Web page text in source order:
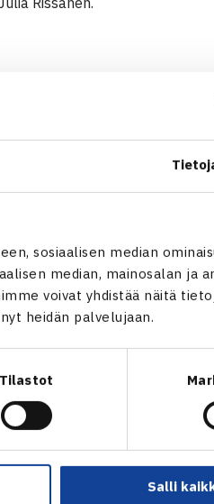
sosiaalisen median
median, mainosalan ja
voivat yhdistää näitä
heidän palvelujaan.
Tilastot
Salli
uutinen: Laine ja